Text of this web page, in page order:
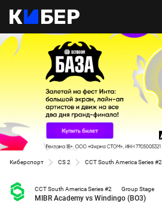
Киберспорт CS 2 CCT South America Series #2
CCT South America Series #2 Group Stage
MIBR Academy vs Windingo (BO3)